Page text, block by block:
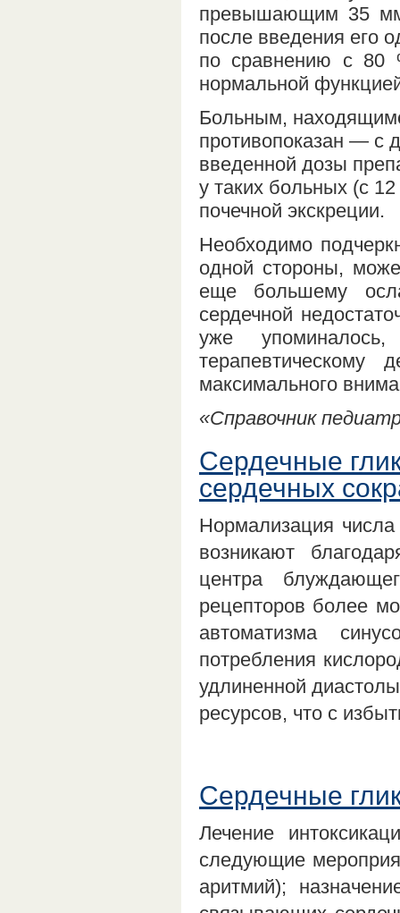
превышающим 35
после введения его
по сравнению с 80
нормальной
Больным,
противопоказан — с
введенной дозы
у таких больных (с
почечной экскреции.
Необходимо
одной стороны,
еще большему
сердечной
уже упоминалось,
терапевтическому
максимального
«Справочник
Сердечные
сердечных
Нормализация
возникают
центра
рецепторов более
автоматизма
потребления
удлиненной
ресурсов, что с
Сердечные
Лечение
следующие
аритмий);